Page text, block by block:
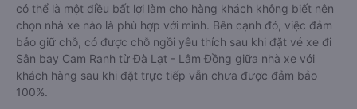
có thể là một điều bất lợi làm cho hàng khách không biết nên
chọn nhà xe nào là phù hợp với mình. Bên cạnh đó, việc đảm
bảo giữ chỗ, có được chỗ ngồi yêu thích sau khi đặt vé xe đi
Sân bay Cam Ranh từ Đà Lạt - Lâm Đồng giữa nhà xe với
khách hàng sau khi đặt trực tiếp vẫn chưa được đảm bảo
100%.